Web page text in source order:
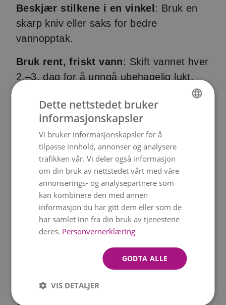
Beskjær stilkene i en vinkel : Bruk en
skarp kniv eller saks for bedre
vannopptak.
Bruk rent, friskt vann: Skift vannet hver
2.–3. dag for å unngå ubehagelig lukt.
Unngå for mange blomster: Disse
blomstene trenger plass for å beholde
formen.
Oppbevares kjølig
: Plasser dem på et
godt ventilert sted, unna direkte sollys
eller varme.
Tørk vakkert: Alliums tørker veldig bra –
heng dem opp ned på et tørt sted for å
bevare den sfæriske formen.
Symbolikk og betydning
ENGLISH
Dette nettstedet bruker
informasjonskapsler
Vi bruker informasjonskapsler for å
tilpasse innhold, annonser og analysere
trafikken vår. Vi deler også informasjon
om din bruk av nettstedet vårt med våre
annonserings- og analysepartnere som
kan kombinere den med annen
informasjon du har gitt dem eller som de
har samlet inn fra din bruk av tjenestene
deres. Personvernerklæring
GODTA ALLE
VIS DETALJER